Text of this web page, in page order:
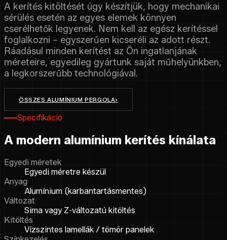
A kerítés kitöltését úgy készítjük, hogy mechanikai
sérülés esetén az egyes elemek könnyen
cserélhetők legyenek. Nem kell az egész kerítéssel
foglalkozni – egyszerűen kicseréli az adott részt.
Ráadásul minden kerítést az Ön ingatlanjának
méreteire, egyedileg gyártunk saját műhelyünkben,
a legkorszerűbb technológiával.
ÖSSZES ALUMÍNIUM PERGOLA›
Specifikáció
A modern alumínium kerítés kínálata
Egyedi méretek
Egyedi méretre készül
Anyag
Alumínium (karbantartásmentes)
Változat
Sima vagy Z-változatú kitöltés
Kitöltés
Vízszintes lamellák / tömör panelek